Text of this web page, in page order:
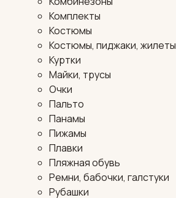
Комплекты
Костюмы
Костюмы, пиджаки, жилеты
Куртки
Майки, трусы
Очки
Пальто
Панамы
Пижамы
Плавки
Пляжная обувь
Ремни, бабочки, галстуки
Рубашки